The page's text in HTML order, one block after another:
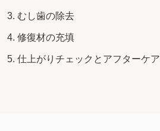
むし歯の除去
修復材の充填
仕上がりチェックとアフターケア